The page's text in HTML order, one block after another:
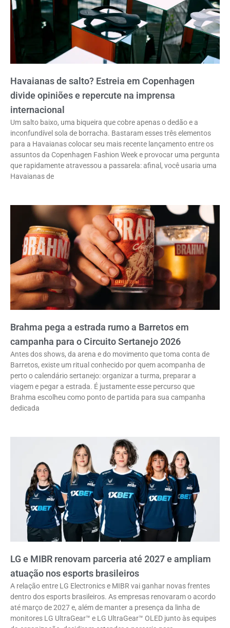
Havaianas de salto? Estreia em Copenhagen
divide opiniões e repercute na imprensa
internacional
Um salto baixo, uma biqueira que cobre apenas o dedão e a
inconfundível sola de borracha. Bastaram esses três elementos
para a Havaianas colocar seu mais recente lançamento entre os
assuntos da Copenhagen Fashion Week e provocar uma pergunta
que rapidamente atravessou a passarela: afinal, você usaria uma
Havaianas de
Brahma pega a estrada rumo a Barretos em
campanha para o Circuito Sertanejo 2026
Antes dos shows, da arena e do movimento que toma conta de
Barretos, existe um ritual conhecido por quem acompanha de
perto o calendário sertanejo: organizar a turma, preparar a
viagem e pegar a estrada. É justamente esse percurso que
Brahma escolheu como ponto de partida para sua campanha
dedicada
LG e MIBR renovam parceria até 2027 e ampliam
atuação nos esports brasileiros
A relação entre LG Electronics e MIBR vai ganhar novas frentes
dentro dos esports brasileiros. As empresas renovaram o acordo
até março de 2027 e, além de manter a presença da linha de
monitores LG UltraGear™ e LG UltraGear™ OLED junto às equipes